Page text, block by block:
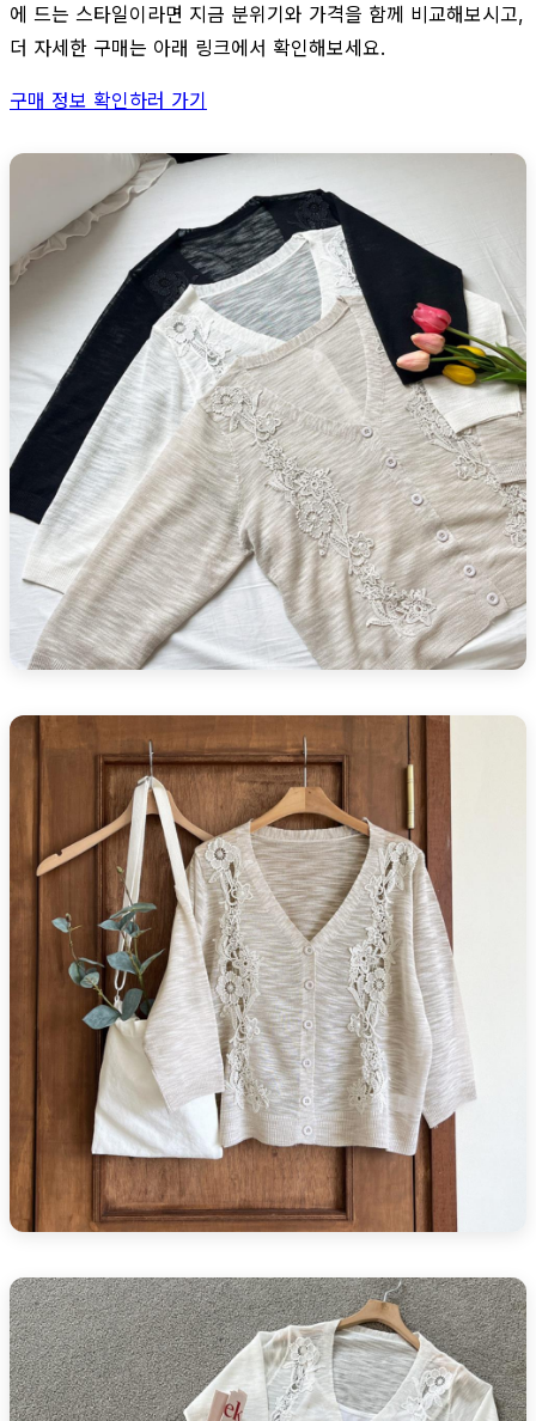
에 드는 스타일이라면 지금 분위기와 가격을 함께 비교해보시고,
더 자세한 구매는 아래 링크에서 확인해보세요.
구매 정보 확인하러 가기